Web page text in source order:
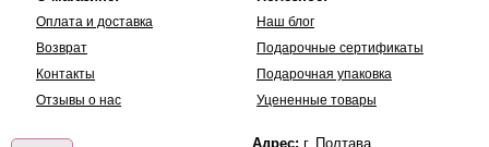
Оплата и доставка
Возврат
Контакты
Отзывы о нас
Наш блог
Подарочные сертификаты
Подарочная упаковка
Уцененные товары
Адрес: г. Полтава